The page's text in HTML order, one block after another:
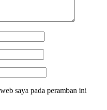
saya pada peramban ini